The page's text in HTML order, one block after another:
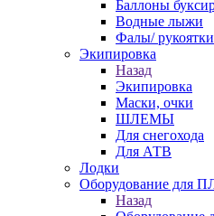
Баллоны
Водные лыжи
Фалы/ рукоятки
Экипировка
Назад
Экипировка
Маски, очки
ШЛЕМЫ
Для снегохода
Для АТВ
Лодки
Оборудование для
Назад